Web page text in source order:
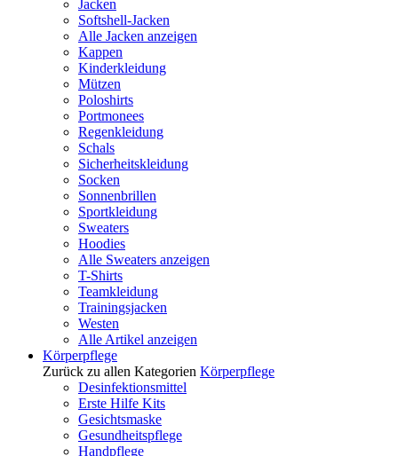
Jacken
Softshell-Jacken
Alle Jacken anzeigen
Kappen
Kinderkleidung
Mützen
Poloshirts
Portmonees
Regenkleidung
Schals
Sicherheitskleidung
Socken
Sonnenbrillen
Sportkleidung
Sweaters
Hoodies
Alle Sweaters anzeigen
T-Shirts
Teamkleidung
Trainingsjacken
Westen
Alle Artikel anzeigen
Körperpflege
Zurück zu allen Kategorien Körperpflege
Desinfektionsmittel
Erste Hilfe Kits
Gesichtsmaske
Gesundheitspflege
Handpflege